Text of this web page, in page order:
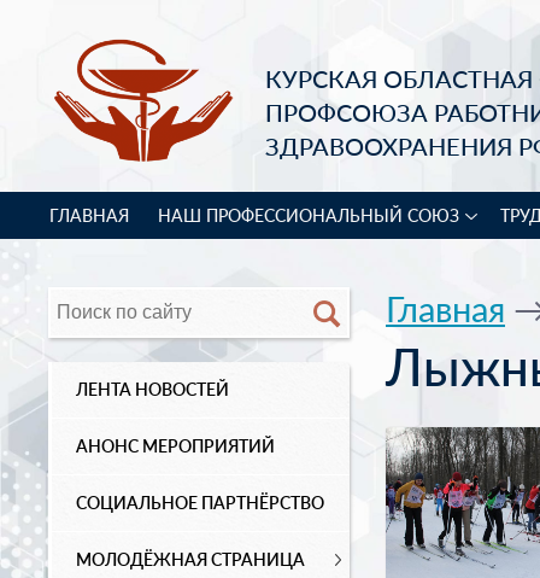
КУРСКАЯ
ПРОФСОЮЗА
ЗДРАВООХРАНЕНИЯ
ГЛАВНАЯ НАШ ПРОФЕССИОНАЛЬНЫЙ СОЮЗ
ЛЕНТА НОВОСТЕЙ
АНОНС МЕРОПРИЯТИЙ
СОЦИАЛЬНОЕ ПАРТНЁРСТВО
МОЛОДЁЖНАЯ СТРАНИЦА
Главная